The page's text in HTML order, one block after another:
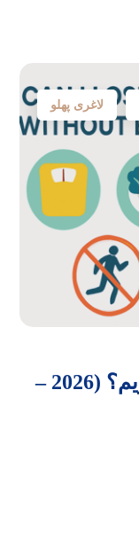
لاغری پهلو
چطور بدون ورزش لاغر شویم؟ (2026 –